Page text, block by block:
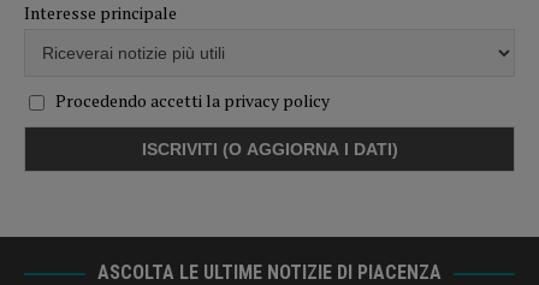
Interesse principale
Procedendo accetti la privacy policy
ASCOLTA LE ULTIME NOTIZIE DI PIACENZA